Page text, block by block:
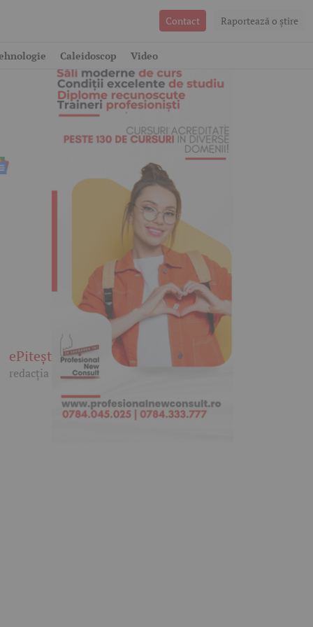
Contact Raportează o ştire
Caleidoscop Video
ePitești
redacția